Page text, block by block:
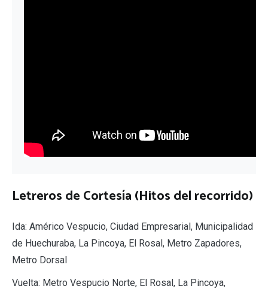
Letreros de Cortesía (Hitos del recorrido)
Ida: Américo Vespucio, Ciudad Empresarial, Municipalidad
de Huechuraba, La Pincoya, El Rosal, Metro Zapadores,
Metro Dorsal
Vuelta: Metro Vespucio Norte, El Rosal, La Pincoya,